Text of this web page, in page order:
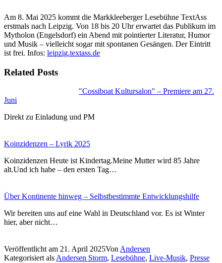
Am 8. Mai 2025 kommt die Markkleeberger Lesebühne TextAss
erstmals nach Leipzig. Von 18 bis 20 Uhr erwartet das Publikum im
Mytholon (Engelsdorf) ein Abend mit pointierter Literatur, Humor
und Musik – vielleicht sogar mit spontanen Gesängen. Der Eintritt
ist frei. Infos: leipzig.textass.de
Related Posts
"Cossiboat Kultursalon" – Premiere am 27.
Juni
Direkt zu Einladung und PM
Koinzidenzen – Lyrik 2025
Koinzidenzen Heute ist Kindertag.Meine Mutter wird 85 Jahre
alt.Und ich habe – den ersten Tag…
Über Kontinente hinweg – Selbstbestimmte Entwicklungshilfe
Wir bereiten uns auf eine Wahl in Deutschland vor. Es ist Winter
hier, aber nicht…
Veröffentlicht am 21. April 2025Von Andersen
Kategorisiert als Andersen Storm, Lesebühne, Live-Musik, Presse